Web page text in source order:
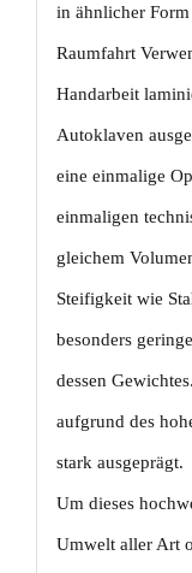
in ähnlicher
Raumfahrt
Handarbeit
Autoklaven
eine einmalige
einmaligen
gleichem
Steifigkeit wie
besonders
dessen
aufgrund des
stark ausgeprägt.
Um dieses
Umwelt aller Art